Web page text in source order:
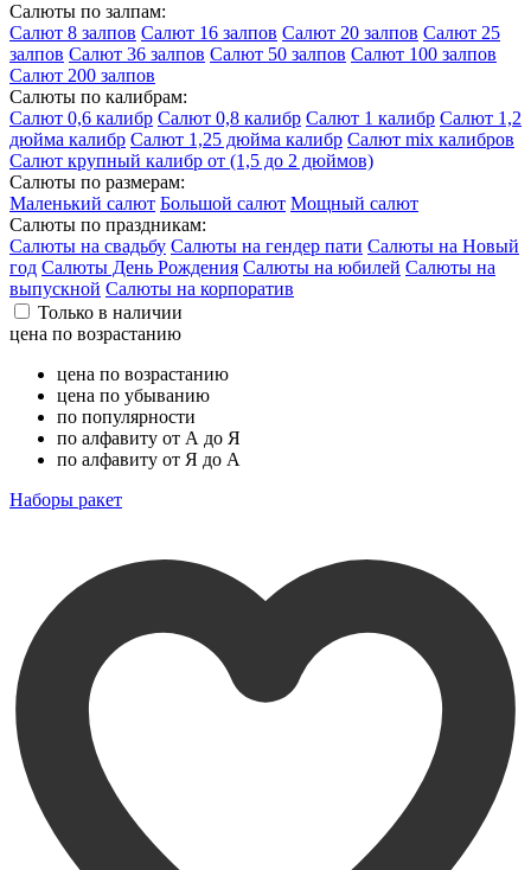
Салюты по залпам:
Салют 8 залпов Салют 16 залпов Салют 20 залпов Салют 25
залпов Салют 36 залпов Салют 50 залпов Салют 100 залпов
Салют 200 залпов
Салюты по калибрам:
Салют 0,6 калибр Салют 0,8 калибр Салют 1 калибр Салют 1,2
дюйма калибр Салют 1,25 дюйма калибр Салют mix калибров
Салют крупный калибр от (1,5 до 2 дюймов)
Салюты по размерам:
Маленький салют Большой салют Мощный салют
Салюты по праздникам:
Салюты на свадьбу Салюты на гендер пати Салюты на Новый
год Салюты День Рождения Салюты на юбилей Салюты на
выпускной Салюты на корпоратив
Только в наличии
цена по возрастанию
цена по возрастанию
цена по убыванию
по популярности
по алфавиту от А до Я
по алфавиту от Я до А
Наборы ракет